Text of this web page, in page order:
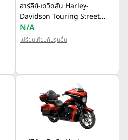
ฮาร์ลีย์-เดวิดสัน Harley-
Davidson Touring Street
Glide Limited ปี 2026
N/A
เปรียบเทียบกับรุ่นอื่น